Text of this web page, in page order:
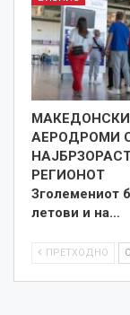
АЕРОДРОМИ
РЕГИОНОТ
Зголемениот
летови и на…
ПРЕТХОДНО